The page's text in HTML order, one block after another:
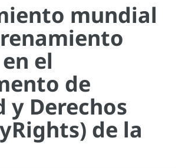
mundial
el
de
y Derechos
de la